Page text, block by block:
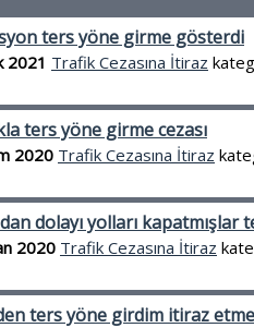
ters yöne girme gösterdi
2021 Trafik Cezasına İtiraz
ters yöne girme cezası
2020 Trafik Cezasına İtiraz
dolayı yolları kapatmışlar
2020 Trafik Cezasına İtiraz
ters yöne girdim itiraz